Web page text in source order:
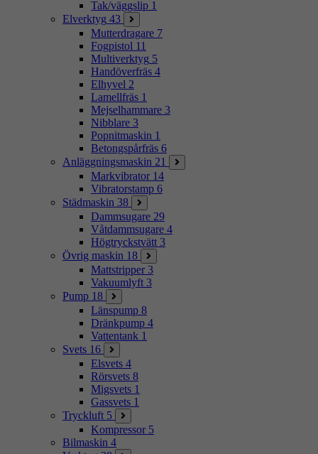
Tak/väggslip 1
Elverktyg 43
Mutterdragare 7
Fogpistol 11
Multiverktyg 5
Handöverfräs 4
Elhyvel 2
Lamellfräs 1
Mejselhammare 3
Nibblare 3
Popnitmaskin 1
Betongspårfräs 6
Anläggningsmaskin 21
Markvibrator 14
Vibratorstamp 6
Städmaskin 38
Dammsugare 29
Våtdammsugare 4
Högtryckstvätt 3
Övrig maskin 18
Mattstripper 3
Vakuumlyft 3
Pump 18
Länspump 8
Dränkpump 4
Vattentank 1
Svets 16
Elsvets 4
Rörsvets 8
Migsvets 1
Gassvets 1
Tryckluft 5
Kompressor 5
Bilmaskin 4